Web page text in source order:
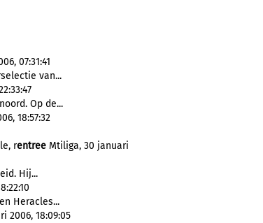
07:31:41
van...
Op de...
18:57:32
rentree Mtiliga, 30 januari
Hij...
Heracles...
2006, 18:09:05